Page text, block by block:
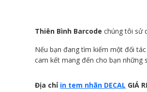
Thiên Bình Barcode chúng tôi sử
Nếu bạn đang tìm kiếm một đối
cam kết mang đến cho bạn những
Địa chỉ in tem nhãn DECAL GIÁ